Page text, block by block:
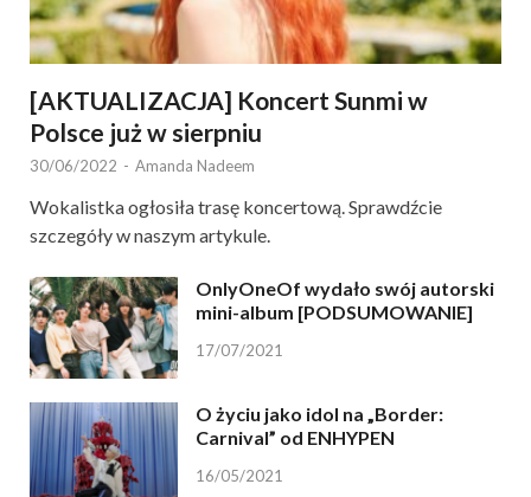
[AKTUALIZACJA] Koncert Sunmi w
Polsce już w sierpniu
30/06/2022 - Amanda Nadeem
Wokalistka ogłosiła trasę koncertową. Sprawdźcie
szczegóły w naszym artykule.
OnlyOneOf wydało swój autorski
mini-album [PODSUMOWANIE]
17/07/2021
O życiu jako idol na „Border:
Carnival” od ENHYPEN
16/05/2021